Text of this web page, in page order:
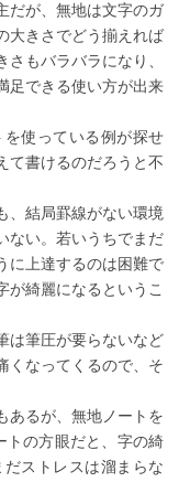
だが、無地は文字のガ
大きさでどう揃えれば
もバラバラになり、
足できる使い方が出来
使っている例が探せ
て書けるのだろうと不
、結局罫線がない環境
ない。若いうちでまだ
に上達するのは困難で
が綺麗になるというこ
は筆圧が要らないなど
くなってくるので、そ
あるが、無地ノートを
トの方眼だと、字の綺
ストレスは溜まらな